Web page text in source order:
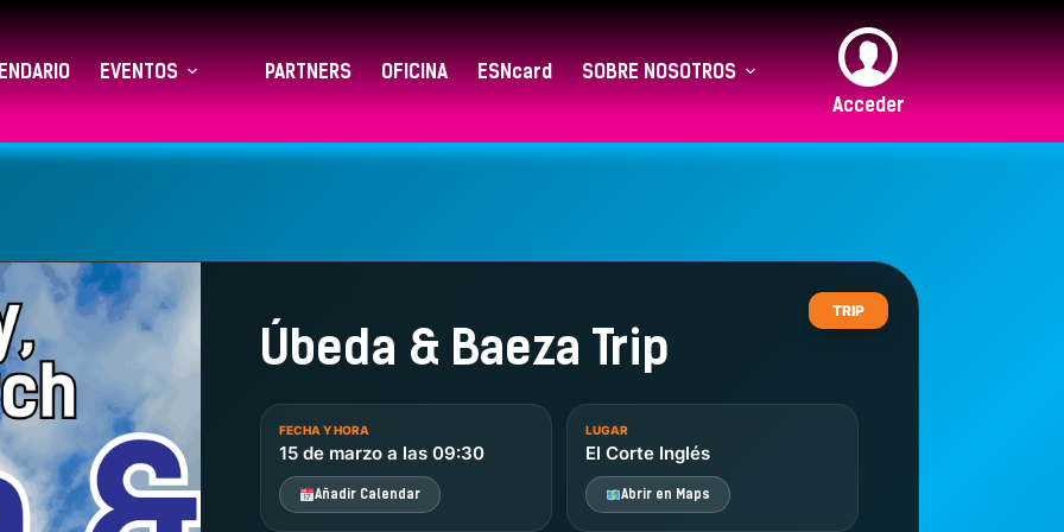
EVENTOS PARTNERS OFICINA ESNcard
SOBRE NOSOTROS
Acceder
TRIP
Úbeda & Baeza Trip
FECHA Y HORA
15 de marzo a las 09:30
Añadir Calendar
LUGAR
El Corte Inglés
Abrir en Maps